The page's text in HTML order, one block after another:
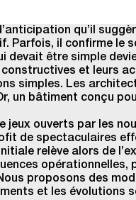
qu’il
Parfois, il confirme le
devait être simple
et leurs
simples. Les
un bâtiment conçu
jeux ouverts par les
de spectaculaires
relève alors de
opérationnelles,
proposons des
et les évolutions